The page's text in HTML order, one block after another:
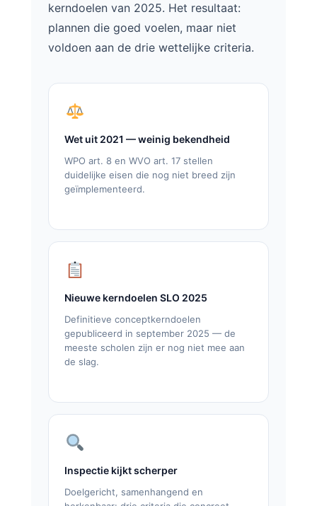
kerndoelen van 2025. Het resultaat:
plannen die goed voelen, maar niet
voldoen aan de drie wettelijke criteria.
Wet uit 2021 — weinig bekendheid
WPO art. 8 en WVO art. 17 stellen
duidelijke eisen die nog niet breed zijn
geïmplementeerd.
Nieuwe kerndoelen SLO 2025
Definitieve conceptkerndoelen
gepubliceerd in september 2025 — de
meeste scholen zijn er nog niet mee aan
de slag.
Inspectie kijkt scherper
Doelgericht, samenhangend en